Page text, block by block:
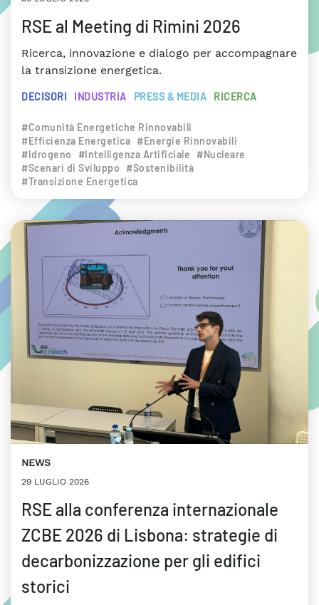
RSE al Meeting di Rimini 2026
Ricerca, innovazione e dialogo per accompagnare
la transizione energetica.
DECISORI INDUSTRIA PRESS & MEDIA RICERCA
#Comunità Energetiche Rinnovabili
#Efficienza Energetica #Energie Rinnovabili
#Idrogeno
#Intelligenza Artificiale
#Nucleare
#Scenari di Sviluppo
#Sostenibilità
#Transizione Energetica
NEWS
29 LUGLIO 2026
RSE alla conferenza internazionale
ZCBE 2026 di Lisbona: strategie di
decarbonizzazione per gli edifici
storici